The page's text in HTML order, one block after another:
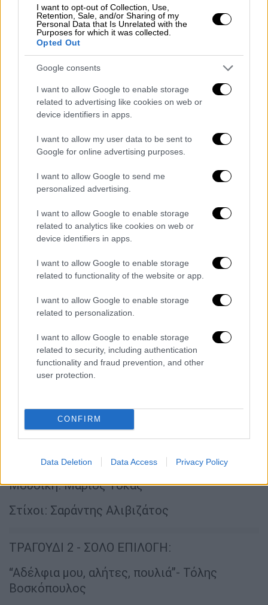
I want to opt-out of Collection, Use,
Retention, Sale, and/or Sharing of my
Personal Data that Is Unrelated with the
Purposes for which it was collected.
Opted Out
Google consents
I want to allow Google to enable storage
related to advertising like cookies on web or
device identifiers in apps.
I want to allow my user data to be sent to
Google for online advertising purposes.
I want to allow Google to send me
personalized advertising.
I want to allow Google to enable storage
related to analytics like cookies on web or
device identifiers in apps.
I want to allow Google to enable storage
related to functionality of the website or app.
I want to allow Google to enable storage
related to personalization.
I want to allow Google to enable storage
related to security, including authentication
functionality and fraud prevention, and other
user protection.
CONFIRM
Data Deletion Data Access Privacy Policy
ΤΡΑΓΟΥΔΙ 2 - ΣΟΛΟ ΕΠΙΛΟΓΗ:
«Τα χω βρει με τον εαυτό μου» - Ελένη
Δήμου
Μουσική: Γιώργος Θεοφάνους
Στίχοι: Γιώργος Θεοφάνους
ΗΛΙΑΔΗ
ΤΡΑΓΟΥΔΙ 1 - ΑΝΑΘΕΣΗ:
“Το σημάδι” - Γιάννης Πάριος
Μουσική: Μάριος Τόκας
Στίχοι: Σαράντης Αλιβιζάτος
ΤΡΑΓΟΥΔΙ 2 - ΣΟΛΟ ΕΠΙΛΟΓΗ:
“Αδέλφια μου, αλήτες, πουλιά”- Τόλης
Βοσκόπουλος